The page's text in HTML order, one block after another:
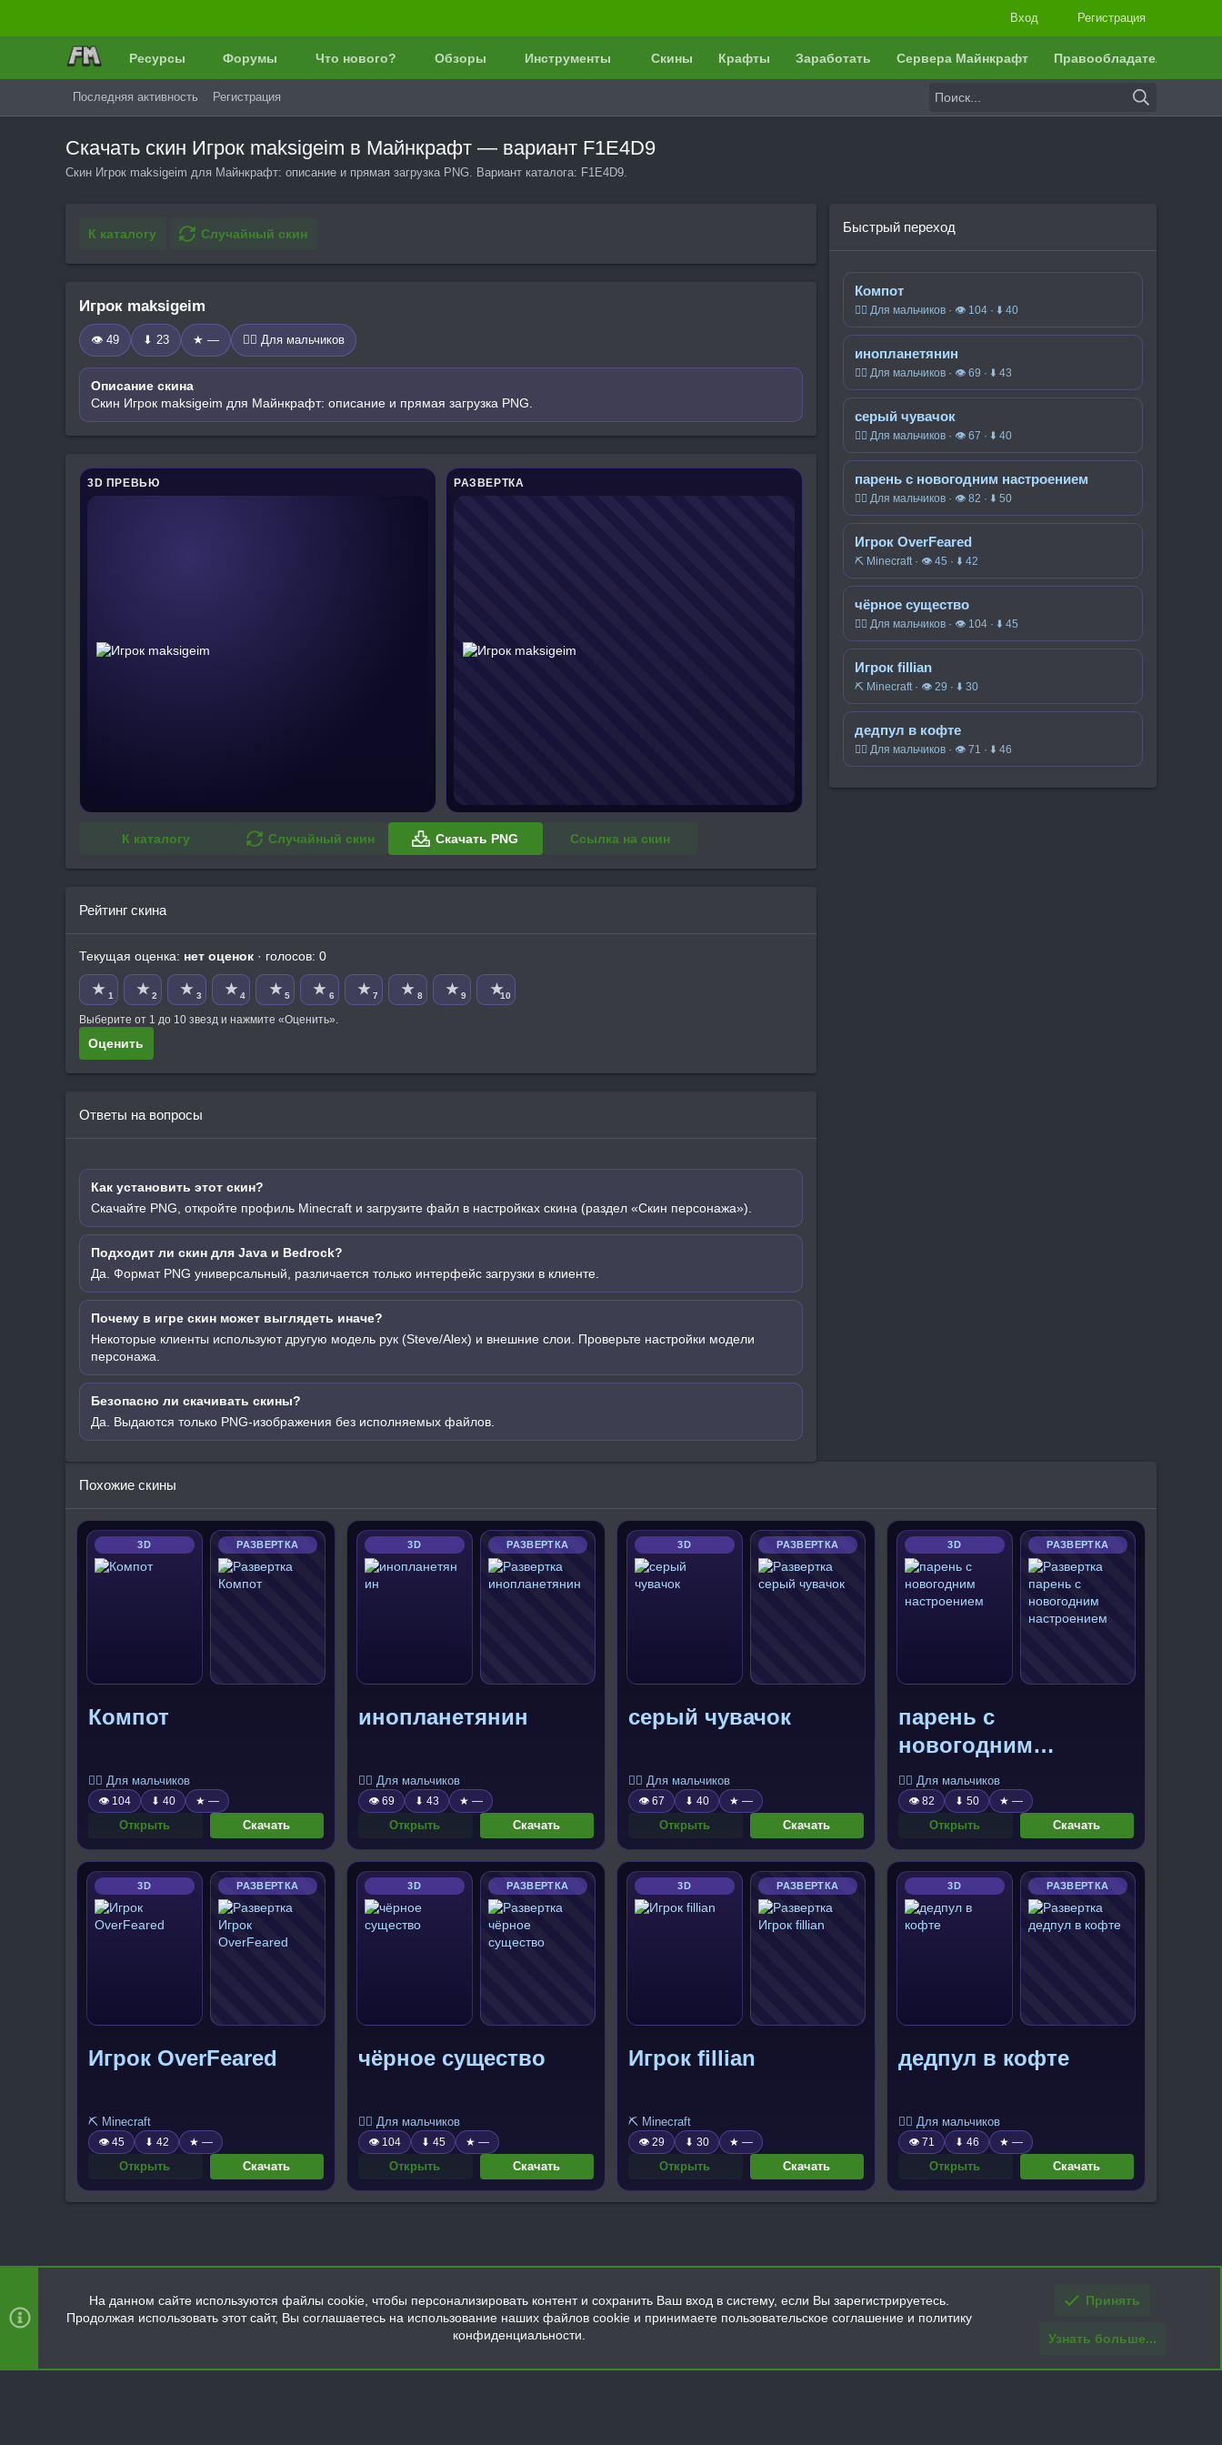
Вход Регистрация
Ресурсы Форумы Что нового? Обзоры Инструменты Скины Крафты Заработать Сервера Майнкрафт Правообладателям
Последняя активность Регистрация
Скачать скин Игрок maksigeim в Майнкрафт — вариант F1E4D9
Скин Игрок maksigeim для Майнкрафт: описание и прямая загрузка PNG. Вариант каталога: F1E4D9.
К каталогу Случайный скин
Игрок maksigeim
👁 49 ⬇ 23 ★ — 🧍‍♂️ Для мальчиков
Описание скина
Скин Игрок maksigeim для Майнкрафт: описание и прямая загрузка PNG.
3D ПРЕВЬЮ РАЗВЕРТКА
К каталогу Случайный скин Скачать PNG Ссылка на скин
Рейтинг скина
Текущая оценка: нет оценок · голосов: 0
★ 1 ★ 2 ★ 3 ★ 4 ★ 5 ★ 6 ★ 7 ★ 8 ★ 9 ★10
Выберите от 1 до 10 звезд и нажмите «Оценить».
Оценить
Ответы на вопросы
Как установить этот скин?
Скачайте PNG, откройте профиль Minecraft и загрузите файл в настройках скина (раздел «Скин персонажа»).
Подходит ли скин для Java и Bedrock?
Да. Формат PNG универсальный, различается только интерфейс загрузки в клиенте.
Почему в игре скин может выглядеть иначе?
Некоторые клиенты используют другую модель рук (Steve/Alex) и внешние слои. Проверьте настройки модели
персонажа.
Безопасно ли скачивать скины?
Да. Выдаются только PNG-изображения без исполняемых файлов.
Быстрый переход
Компот
🧍‍♂️ Для мальчиков · 👁 104 · ⬇ 40
инопланетянин
🧍‍♂️ Для мальчиков · 👁 69 · ⬇ 43
серый чувачок
🧍‍♂️ Для мальчиков · 👁 67 · ⬇ 40
парень с новогодним настроением
🧍‍♂️ Для мальчиков · 👁 82 · ⬇ 50
Игрок OverFeared
⛏️ Minecraft · 👁 45 · ⬇ 42
чёрное существо
🧍‍♂️ Для мальчиков · 👁 104 · ⬇ 45
Игрок fillian
⛏️ Minecraft · 👁 29 · ⬇ 30
дедпул в кофте
🧍‍♂️ Для мальчиков · 👁 71 · ⬇ 46
Похожие скины
3D РАЗВЕРТКА
Компот
🧍‍♂️ Для мальчиков
👁 104 ⬇ 40 ★ —
Открыть Скачать
3D РАЗВЕРТКА
инопланетянин
🧍‍♂️ Для мальчиков
👁 69 ⬇ 43 ★ —
Открыть Скачать
3D РАЗВЕРТКА
серый чувачок
🧍‍♂️ Для мальчиков
👁 67 ⬇ 40 ★ —
Открыть Скачать
3D РАЗВЕРТКА
парень с
новогодним
настроением
🧍‍♂️ Для мальчиков
👁 82 ⬇ 50 ★ —
Открыть Скачать
3D РАЗВЕРТКА
Игрок OverFeared
⛏️ Minecraft
👁 45 ⬇ 42 ★ —
Открыть Скачать
3D РАЗВЕРТКА
чёрное существо
🧍‍♂️ Для мальчиков
👁 104 ⬇ 45 ★ —
Открыть Скачать
3D РАЗВЕРТКА
Игрок fillian
⛏️ Minecraft
👁 29 ⬇ 30 ★ —
Открыть Скачать
3D РАЗВЕРТКА
дедпул в кофте
🧍‍♂️ Для мальчиков
👁 71 ⬇ 46 ★ —
Открыть Скачать
Главная
R
S
На данном сайте используются файлы cookie, чтобы персонализировать контент и сохранить Ваш вход в систему, если Вы зарегистрируетесь.
Продолжая использовать этот сайт, Вы соглашаетесь на использование наших файлов cookie и принимаете пользовательское соглашение и политику
конфиденциальности.
Принять
Узнать больше...